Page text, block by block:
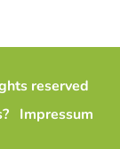
reserved
Impressum